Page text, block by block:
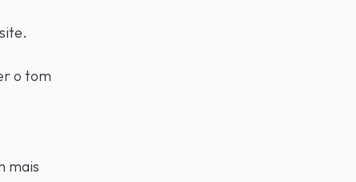
o tom
mais